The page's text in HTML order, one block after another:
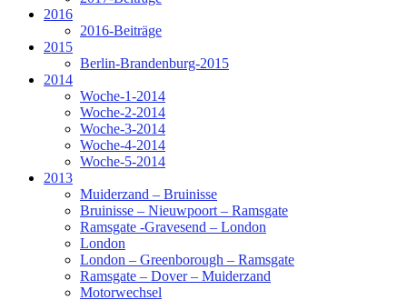
2016
2016-Beiträge
2015
Berlin-Brandenburg-2015
2014
Woche-1-2014
Woche-2-2014
Woche-3-2014
Woche-4-2014
Woche-5-2014
2013
Muiderzand – Bruinisse
Bruinisse – Nieuwpoort – Ramsgate
Ramsgate -Gravesend – London
London
London – Greenborough – Ramsgate
Ramsgate – Dover – Muiderzand
Motorwechsel